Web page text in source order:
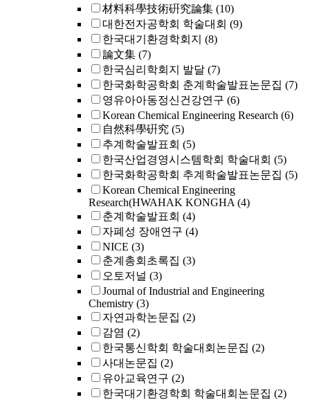
材料科學技術硏究論集 (10)
대한전자공학회 학술대회 (9)
한국대기환경학회지 (8)
論文集 (7)
한국심리학회지 발달 (7)
한국화학공학회 춘계학술발표논문집 (7)
영유아아동정신건강연구 (6)
Korean Chemical Engineering Research (6)
自然科學硏究 (5)
추계학술발표회 (5)
한국산업경영시스템학회 학술대회 (5)
한국화학공학회 추계학술발표논문집 (5)
Korean Chemical Engineering
Research(HWAHAK KONGHA (4)
춘계학술발표회 (4)
자폐성 장애연구 (4)
NICE (3)
춘계총회초록집 (3)
오토저널 (3)
Journal of Industrial and Engineering
Chemistry (3)
자연과학논문집 (2)
감염 (2)
한국통신학회 학술대회논문집 (2)
사대논문집 (2)
유아교육연구 (2)
한국대기환경학회 학술대회논문집 (2)